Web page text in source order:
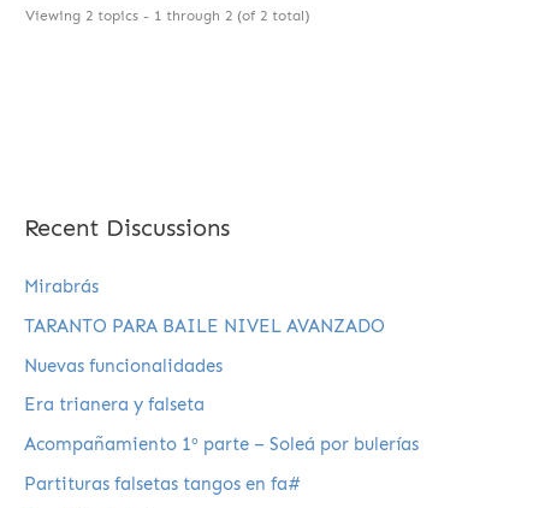
Recent Discussions
Mirabrás
TARANTO PARA BAILE NIVEL AVANZADO
Nuevas funcionalidades
Era trianera y falseta
Acompañamiento 1º parte – Soleá por bulerías
Partituras falsetas tangos en fa#
Viewing 2 topics - 1 through 2 (of 2 total)